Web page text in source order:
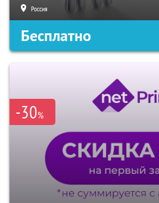
Россия
Бесплатно
-30%